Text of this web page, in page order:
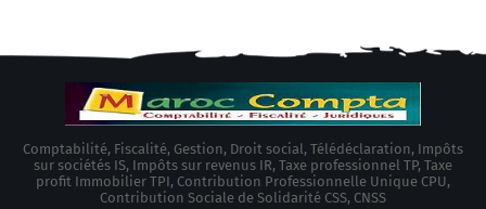
Comptabilité, Fiscalité, Gestion, Droit social, Télédéclaration, Impôts
sur sociétés IS, Impôts sur revenus IR, Taxe professionnel TP, Taxe
profit Immobilier TPI, Contribution Professionnelle Unique CPU,
Contribution Sociale de Solidarité CSS, CNSS